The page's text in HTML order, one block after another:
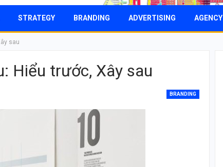
STRATEGY BRANDING ADVERTISING AGENCY
sau
Hiểu trước, Xây sau
BRANDING